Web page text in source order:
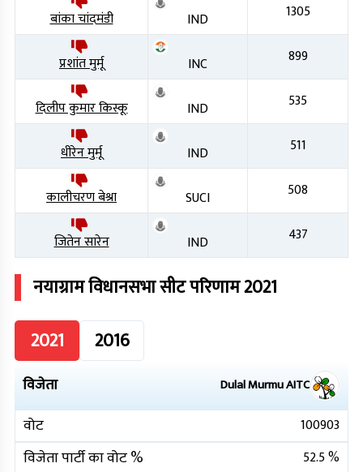
बांका चांदमंडी IND 1305
प्रशांत मुर्मू INC 899
दिलीप कुमार किस्कू IND 535
धीरेन मुर्मू IND 511
कालीचरण बेश्रा SUCI 508
जितेन सारेन IND 437
नयाग्रामविधानसभा सीट परिणाम2021
2021
2016
विजेता Dulal MurmuAITC
वोट 100903
विजेता पार्टी का वोट % 52.5%